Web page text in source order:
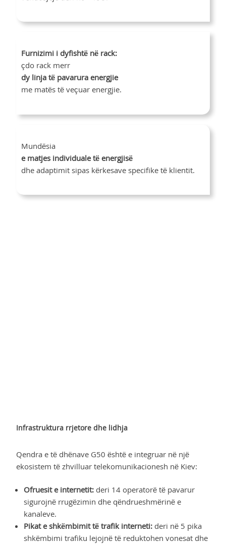
Furnizimi i dyfishtë në rack:
çdo rack merr
dy linja të pavarura energjie
me matës të veçuar energjie.
Mundësia
e matjes individuale të energjisë
dhe adaptimit sipas kërkesave specifike të klientit.
Infrastruktura rrjetore dhe lidhja
Qendra e të dhënave G50 është e integruar në një
ekosistem të zhvilluar telekomunikacionesh në Kiev:
Ofruesit e internetit: deri 14 operatorë të pavarur
sigurojnë rrugëzimin dhe qëndrueshmërinë e
kanaleve.
Pikat e shkëmbimit të trafik interneti: deri në 5 pika
shkëmbimi trafiku lejojnë të reduktohen vonesat dhe